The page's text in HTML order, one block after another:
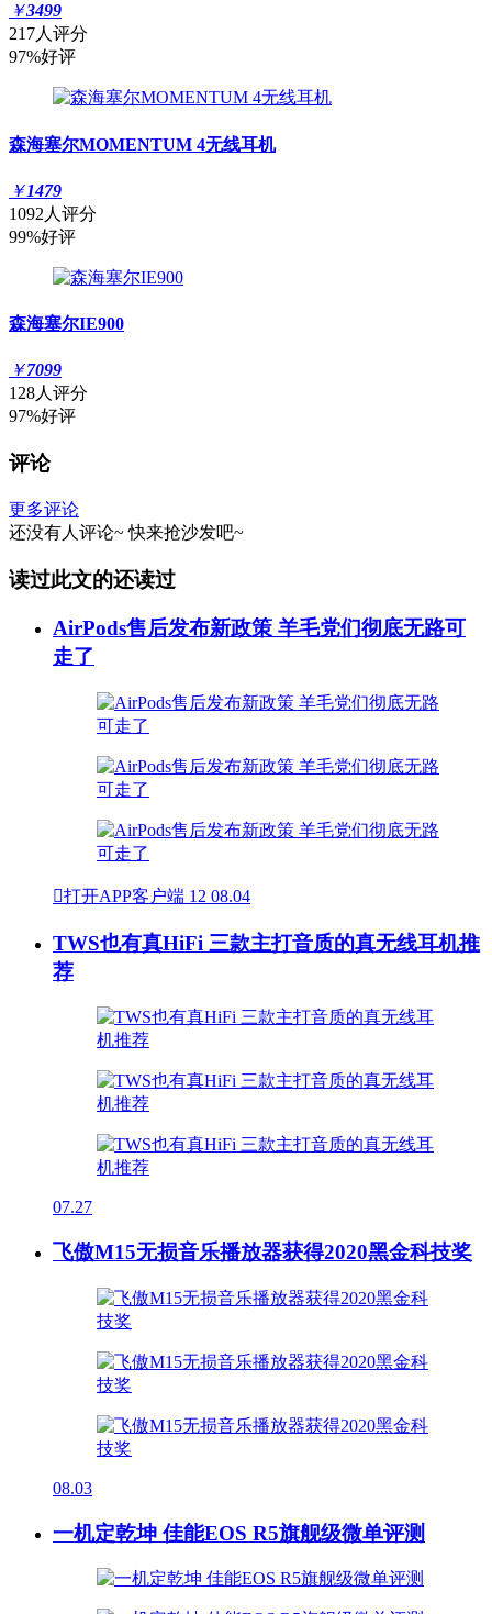
￥3499
217人评分
97%好评
森海塞尔MOMENTUM 4无线耳机
￥1479
1092人评分
99%好评
森海塞尔IE900
￥7099
128人评分
97%好评
评论
更多评论
还没有人评论~ 快来抢沙发吧~
读过此文的还读过
AirPods售后发布新政策 羊毛党们彻底无路可
走了
打开APP客户端 12 08.04
TWS也有真HiFi 三款主打音质的真无线耳机推
荐
07.27
飞傲M15无损音乐播放器获得2020黑金科技奖
08.03
一机定乾坤 佳能EOS R5旗舰级微单评测